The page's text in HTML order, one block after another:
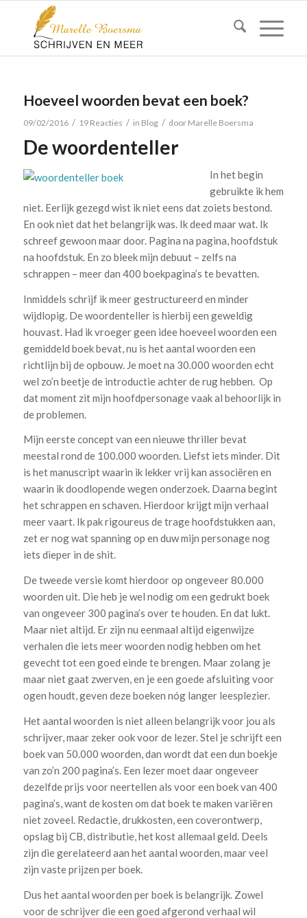
Hoeveel woorden bevat een boek?
09/02/2016 / 19 Reacties / in Blog / door Marelle Boersma
De woordenteller
In het begin
gebruikte ik hem
niet. Eerlijk gezegd wist ik niet eens dat zoiets bestond.
En ook niet dat het belangrijk was. Ik deed maar wat. Ik
schreef gewoon maar door. Pagina na pagina, hoofdstuk
na hoofdstuk. En zo bleek mijn debuut – zelfs na
schrappen – meer dan 400 boekpagina’s te bevatten.
Inmiddels schrijf ik meer gestructureerd en minder
wijdlopig. De woordenteller is hierbij een geweldig
houvast. Had ik vroeger geen idee hoeveel woorden een
gemiddeld boek bevat, nu is het aantal woorden een
richtlijn bij de opbouw. Je moet na 30.000 woorden echt
wel zo’n beetje de introductie achter de rug hebben. Op
dat moment zit mijn hoofdpersonage vaak al behoorlijk in
de problemen.
Mijn eerste concept van een nieuwe thriller bevat
meestal rond de 100.000 woorden. Liefst iets minder. Dit
is het manuscript waarin ik lekker vrij kan associëren en
waarin ik doodlopende wegen onderzoek. Daarna begint
het schrappen en schaven. Hierdoor krijgt mijn verhaal
meer vaart. Ik pak rigoureus de trage hoofdstukken aan,
zet er nog wat spanning op en duw mijn personage nog
iets dieper in de shit.
De tweede versie komt hierdoor op ongeveer 80.000
woorden uit. Die heb je wel nodig om een gedrukt boek
van ongeveer 300 pagina’s over te houden. En dat lukt.
Maar niet altijd. Er zijn nu eenmaal altijd eigenwijze
verhalen die iets meer woorden nodig hebben om het
gevecht tot een goed einde te brengen. Maar zolang je
maar niet gaat zwerven, en je een goede afsluiting voor
ogen houdt, geven deze boeken nóg langer leesplezier.
Het aantal woorden is niet alleen belangrijk voor jou als
schrijver, maar zeker ook voor de lezer. Stel je schrijft een
boek van 50.000 woorden, dan wordt dat een dun boekje
van zo’n 200 pagina’s. Een lezer moet daar ongeveer
dezelfde prijs voor neertellen als voor een boek van 400
pagina’s, want de kosten om dat boek te maken variëren
niet zoveel. Redactie, drukkosten, een coverontwerp,
opslag bij CB, distributie, het kost allemaal geld. Deels
zijn die gerelateerd aan het aantal woorden, maar veel
zijn vaste prijzen per boek.
Dus het aantal woorden per boek is belangrijk. Zowel
voor de schrijver die een goed afgerond verhaal wil